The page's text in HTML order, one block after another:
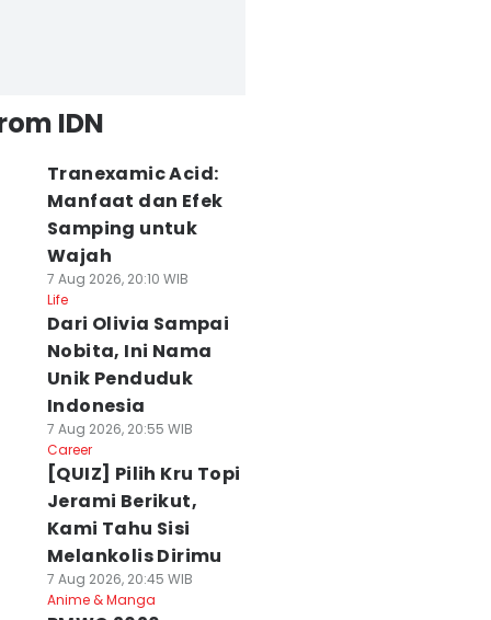
IDN
Tranexamic Acid:
Manfaat dan Efek
Samping untuk
Wajah
7 Aug 2026, 20:10 WIB
Life
Dari Olivia Sampai
Nobita, Ini Nama
Unik Penduduk
Indonesia
7 Aug 2026, 20:55 WIB
Career
[QUIZ] Pilih Kru Topi
Jerami Berikut,
Kami Tahu Sisi
Melankolis Dirimu
7 Aug 2026, 20:45 WIB
Anime & Manga